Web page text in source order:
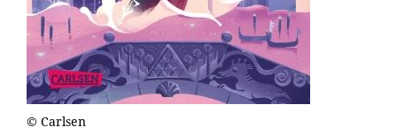
© Carlsen